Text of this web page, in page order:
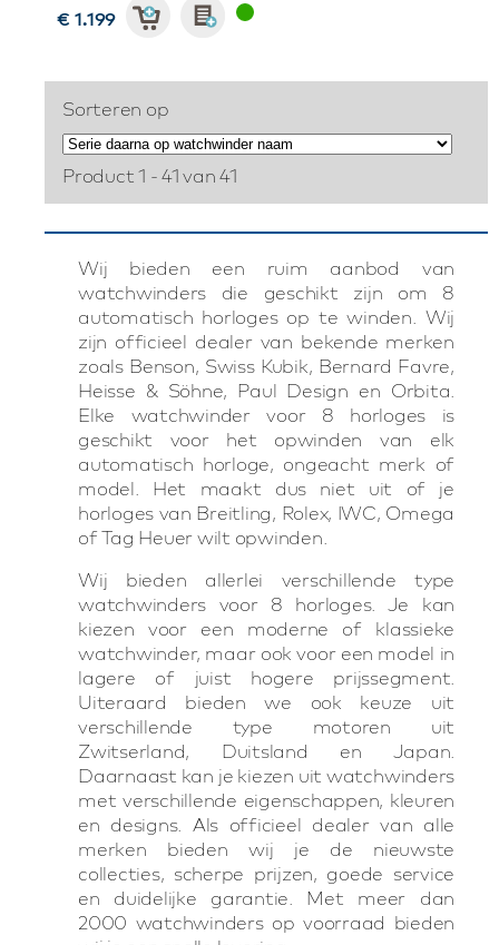
€ 1.199
Sorteren op
Product 1 - 41 van 41
Wij bieden een ruim aanbod van
watchwinders die geschikt zijn om 8
automatisch horloges op te winden. Wij
zijn officieel dealer van bekende merken
zoals Benson, Swiss Kubik, Bernard Favre,
Heisse & Söhne, Paul Design en Orbita.
Elke watchwinder voor 8 horloges is
geschikt voor het opwinden van elk
automatisch horloge, ongeacht merk of
model. Het maakt dus niet uit of je
horloges van Breitling, Rolex, IWC, Omega
of Tag Heuer wilt opwinden.
Wij bieden allerlei verschillende type
watchwinders voor 8 horloges. Je kan
kiezen voor een moderne of klassieke
watchwinder, maar ook voor een model in
lagere of juist hogere prijssegment.
Uiteraard bieden we ook keuze uit
verschillende type motoren uit
Zwitserland, Duitsland en Japan.
Daarnaast kan je kiezen uit watchwinders
met verschillende eigenschappen, kleuren
en designs. Als officieel dealer van alle
merken bieden wij je de nieuwste
collecties, scherpe prijzen, goede service
en duidelijke garantie. Met meer dan
2000 watchwinders op voorraad bieden